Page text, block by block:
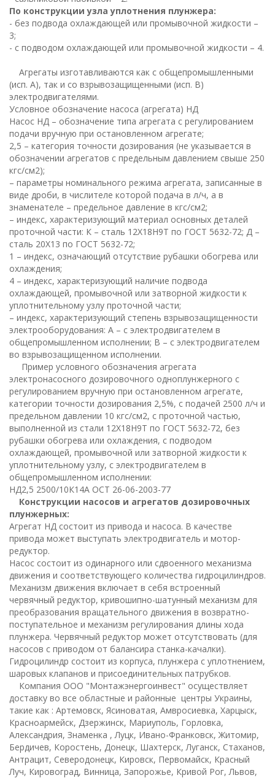
По конструкции узла уплотнения плунжера:
- без подвода охлаждающей или промывочной жидкости –
3;
- с подводом охлаждающей или промывочной жидкости – 4.
Агрегаты изготавливаются как с общепромышленными
(исп. А), так и со взрывозащищенными (исп. В)
электродвигателями.
Условное обозначение насоса (агрегата) НД
Насос НД – обозначение типа агрегата с регулированием
подачи вручную при остановленном агрегате;
2,5 – категория точности дозирования (не указывается в
обозначении агрегатов с предельным давлением свыше 250
кгс/см2);
– параметры номинального режима агрегата, записанные в
виде дроби, в числителе которой подача в л/ч, а в
знаменателе – предельное давление в кгс/см2;
– индекс, характеризующий материал основных деталей
проточной части: К – сталь 12Х18Н9Т по ГОСТ 5632-72; Д –
сталь 20Х13 по ГОСТ 5632-72;
1 – индекс, означающий отсутствие рубашки обогрева или
охлаждения;
4 – индекс, характеризующий наличие подвода
охлаждающей, промывочной или затворной жидкости к
уплотнительному узлу проточной части;
– индекс, характеризующий степень взрывозащищенности
электрооборудования: А – с электродвигателем в
общепромышленном исполнении; В – с электродвигателем
во взрывозащищенном исполнении.
Пример условного обозначения агрегата
электронасосного дозировочного одноплунжерного с
регулированием вручную при остановленном агрегате,
категории точности дозирования 2,5%, с подачей 2500 л/ч и
предельном давлении 10 кгс/см2, с проточной частью,
выполненной из стали 12Х18Н9Т по ГОСТ 5632-72, без
рубашки обогрева или охлаждения, с подводом
охлаждающей, промывочной или затворной жидкости к
уплотнительному узлу, с электродвигателем в
общепромышленном исполнении:
НД2,5 2500/10К14А ОСТ 26-06-2003-77
Конструкции насосов и агрегатов дозировочных
плунжерных:
Агрегат НД состоит из привода и насоса. В качестве
привода может выступать электродвигатель и мотор-
редуктор.
Насос состоит из одинарного или сдвоенного механизма
движения и соответствующего количества гидроцилиндров.
Механизм движения включает в себя встроенный
червячный редуктор, кривошипно-шатунный механизм для
преобразования вращательного движения в возвратно-
поступательное и механизм регулирования длины хода
плунжера. Червячный редуктор может отсутствовать (для
насосов с приводом от балансира станка-качалки).
Гидроцилиндр состоит из корпуса, плунжера с уплотнением,
шаровых клапанов и присоединительных патрубков.
Компания ООО "Монтажэнергоинвест" осуществляет
доставку во все областные и районные центры Украины,
такие как : Артемовск, Ясиноватая, Амвросиевка, Харцыск,
Красноармейск, Дзержинск, Мариуполь, Горловка,
Александрия, Знаменка , Луцк, Ивано-Франковск, Житомир,
Бердичев, Коростень, Донецк, Шахтерск, Луганск, Стаханов,
Антрацит, Северодонецк, Кировск, Первомайск, Красный
Луч, Кировоград, Винница, Запорожье, Кривой Рог, Львов,